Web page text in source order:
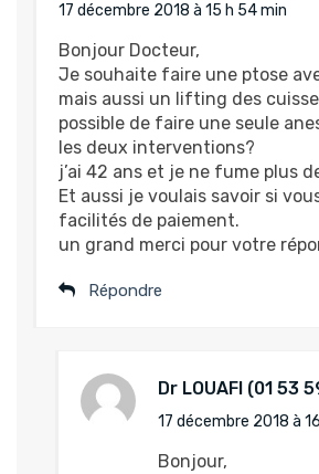
17 décembre 2018 à 15 h 54 min
Bonjour Docteur,
Je souhaite faire une ptose
mais aussi un lifting des
possible de faire une seule
les deux interventions?
j’ai 42 ans et je ne fume plus
Et aussi je voulais savoir si
facilités de paiement.
un grand merci pour votre
Répondre
Dr LOUAFI
17 décembre 2018 à
Bonjour,